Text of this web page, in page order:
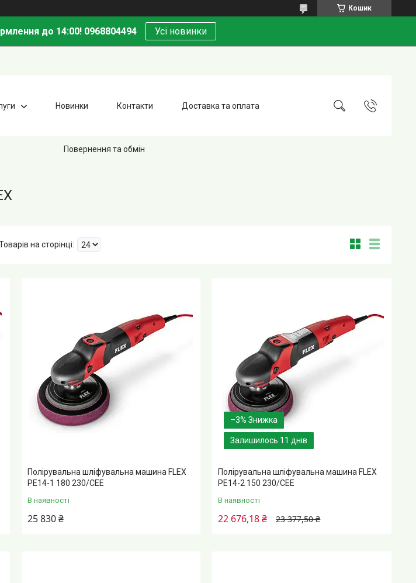
Кошик
до 14:00! 0968804494 Усі новинки
Новинки Контакти Доставка та оплата
Повернення та обмін
Полірувальна шліфувальна машина FLEX
PE14-1 180 230/CEE
В наявності
25 830 ₴
–3%
Залишилось 11 днів
Полірувальна шліфувальна машина FLEX
PE14-2 150 230/CEE
В наявності
23 377,50 ₴
22 676,18 ₴